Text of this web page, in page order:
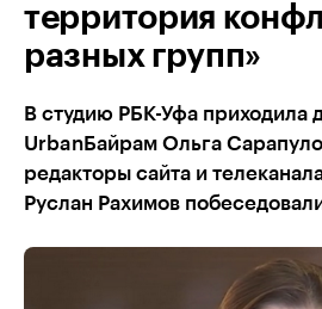
территория
разных групп»
В студию РБК-Уфа приходила
UrbanБайрам Ольга
редакторы сайта и
Руслан Рахимов